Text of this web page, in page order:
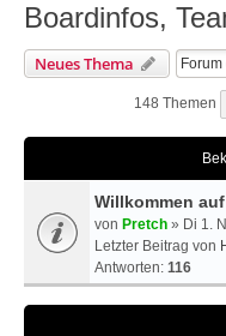
Boardinfos,
Neues Thema
148 Themen
Willkommen
von Pretch » Di 1.
Letzter Beitrag von
Antworten: 116